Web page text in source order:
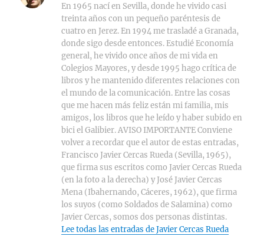
En 1965 nací en Sevilla, donde he vivido casi
treinta años con un pequeño paréntesis de
cuatro en Jerez. En 1994 me trasladé a Granada,
donde sigo desde entonces. Estudié Economía
general, he vivido once años de mi vida en
Colegios Mayores, y desde 1995 hago crítica de
libros y he mantenido diferentes relaciones con
el mundo de la comunicación. Entre las cosas
que me hacen más feliz están mi familia, mis
amigos, los libros que he leído y haber subido en
bici el Galibier. AVISO IMPORTANTE Conviene
volver a recordar que el autor de estas entradas,
Francisco Javier Cercas Rueda (Sevilla, 1965),
que firma sus escritos como Javier Cercas Rueda
(en la foto a la derecha) y José Javier Cercas
Mena (Ibahernando, Cáceres, 1962), que firma
los suyos (como Soldados de Salamina) como
Javier Cercas, somos dos personas distintas.
Lee todas las entradas de Javier Cercas Rueda